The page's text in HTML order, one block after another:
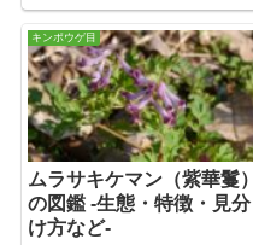
キンポウゲ目
ムラサキケマン（紫華鬘）
の図鑑 -生態・特徴・見分
け方など-